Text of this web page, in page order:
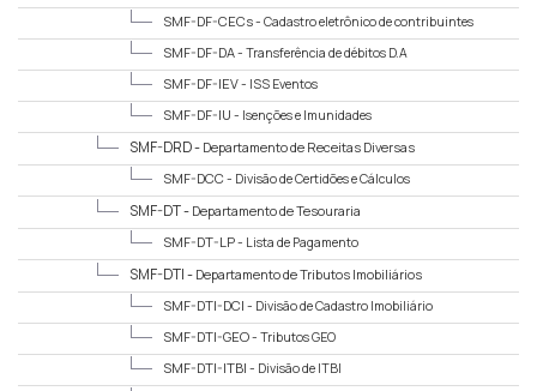
SMF-DF-CECs - Cadastro eletrônico de contribuintes
SMF-DF-DA - Transferência de débitos D.A
SMF-DF-IEV - ISS Eventos
SMF-DF-IU - Isenções e Imunidades
SMF-DRD - Departamento de Receitas Diversas
SMF-DCC - Divisão de Certidões e Cálculos
SMF-DT - Departamento de Tesouraria
SMF-DT-LP - Lista de Pagamento
SMF-DTI - Departamento de Tributos Imobiliários
SMF-DTI-DCI - Divisão de Cadastro Imobiliário
SMF-DTI-GEO - Tributos GEO
SMF-DTI-ITBI - Divisão de ITBI